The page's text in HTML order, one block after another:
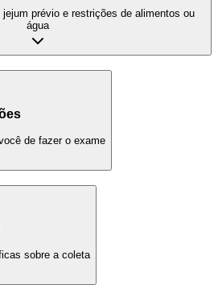
prévio e restrições de alimentos ou
água
de fazer o exame
sobre a coleta